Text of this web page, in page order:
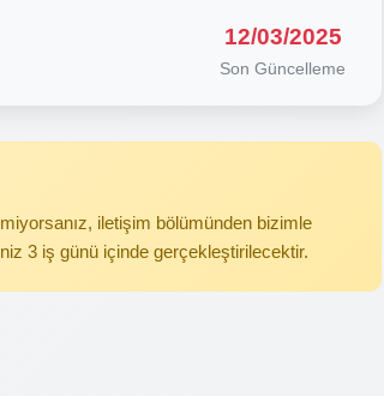
12/03/2025
Son Güncelleme
iletişim bölümünden bizimle
3 iş günü içinde gerçekleştirilecektir.